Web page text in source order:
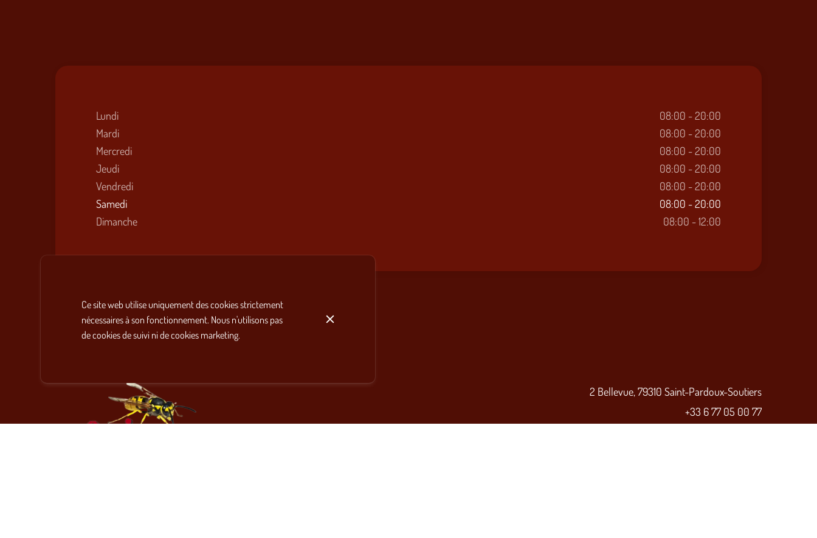
Lundi
08:00 - 20:00
Mardi
08:00 - 20:00
Mercredi
08:00 - 20:00
Jeudi
08:00 - 20:00
Vendredi
08:00 - 20:00
Samedi
08:00 - 20:00
Dimanche
08:00 - 12:00
2 Bellevue, 79310 Saint-Pardoux-Soutiers
+33 6 77 05 00 77
Ouvert- Ferme à 20:00
Ce site web utilise uniquement des cookies strictement
nécessaires à son fonctionnement. Nous n'utilisons pas
de cookies de suivi ni de cookies marketing.